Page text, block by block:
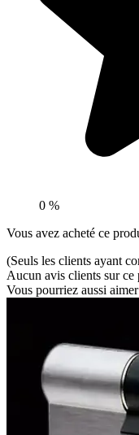
0 %
Vous avez acheté ce
(Seuls les clients ayant
Aucun avis clients sur
Vous pourriez aussi aimer